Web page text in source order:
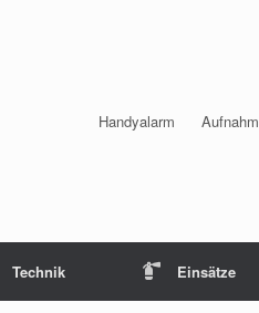
Handyalarm
Technik Einsätze